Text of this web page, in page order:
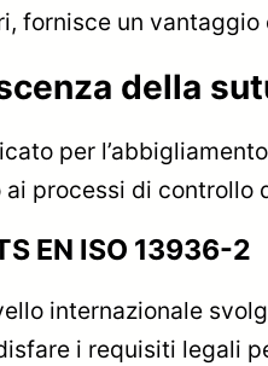
fornisce un
della
per
processi di
EN ISO 13936-2
internazionale
i requisiti legali